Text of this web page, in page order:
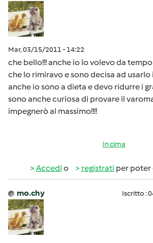
Mar, 03/15/2011 - 14:22
che bello!!! anche io lo volevo da
che lo rimiravo e sono decisa ad
anche io sono a dieta e devo ridurre i
sono anche curiosa di provare il
impegnerò al massimo!!!!
In cima
Accedi o registrati per poter
mo.chy Iscritto :